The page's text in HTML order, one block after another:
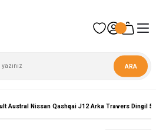
ARA
Austral Nissan Qashqai J12 Arka Travers Dingil